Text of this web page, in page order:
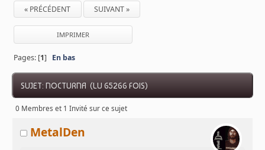
« PRÉCÉDENT SUIVANT »
IMPRIMER
Pages: [1] En bas
SUJET: NOCTURNA (LU 65266 FOIS)
0 Membres et 1 Invité sur ce sujet
MetalDen